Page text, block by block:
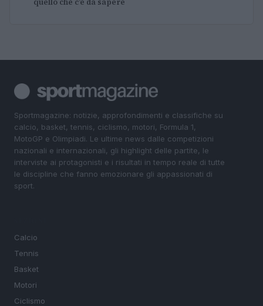
quello che c’è da sapere
Sportmagazine: notizie, approfondimenti e classifiche su
calcio, basket, tennis, ciclismo, motori, Formula 1,
MotoGP e Olimpiadi. Le ultime news dalle competizioni
nazionali e internazionali, gli highlight delle partite, le
interviste ai protagonisti e i risultati in tempo reale di tutte
le discipline che fanno emozionare gli appassionati di
sport.
Calcio
Tennis
Basket
Motori
Ciclismo